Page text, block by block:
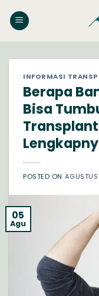
INFORMASI
Berapa
Bisa
POSTED ON
05
Agu